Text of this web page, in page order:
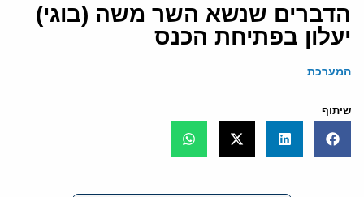
הדברים שנשא השר משה (בוגי)
יעלון בפתיחת הכנס
המערכת
שיתוף